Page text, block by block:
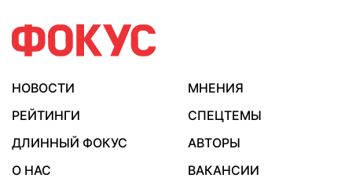
НОВОСТИ
МНЕНИЯ
РЕЙТИНГИ
СПЕЦТЕМЫ
ДЛИННЫЙ ФОКУС
АВТОРЫ
О НАС
ВАКАНСИИ